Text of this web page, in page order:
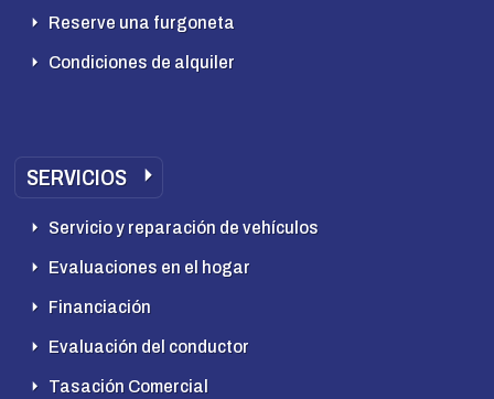
Reserve una furgoneta
Condiciones de alquiler
SERVICIOS
Servicio y reparación de vehículos
Evaluaciones en el hogar
Financiación
Evaluación del conductor
Tasación Comercial